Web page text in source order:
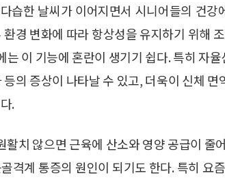
습한 날씨가 이어지면서 시니어들의 건
경 변화에 따라 항상성을 유지하기 위해
는 이 기능에 혼란이 생기기 쉽다. 특히 자
의 증상이 나타날 수 있고, 더욱이 신체
.
활치 않으면 근육에 산소와 영양 공급이 줄
격계 통증의 원인이 되기도 한다. 특히 요